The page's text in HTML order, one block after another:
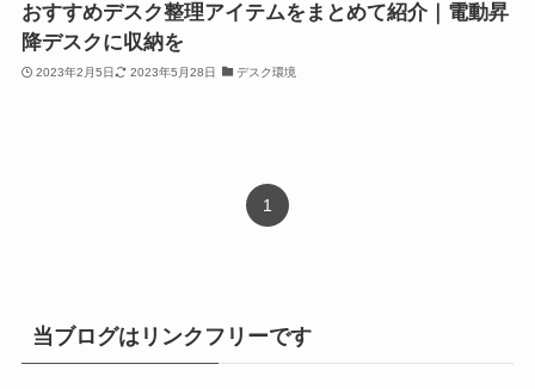
おすすめデスク整理アイテムをまとめて紹介｜電動昇
降デスクに収納を
2023年2月5日 2023年5月28日 デスク環境
1
当ブログはリンクフリーです